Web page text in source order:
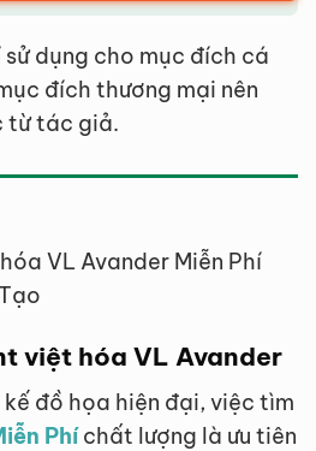
dụng cho mục đích cá
đích thương mại nên
từ tác giả.
VL Avander Miễn Phí
việt hóa VL Avander
đồ họa hiện đại, việc tìm
Phíchất lượng là ưu tiên